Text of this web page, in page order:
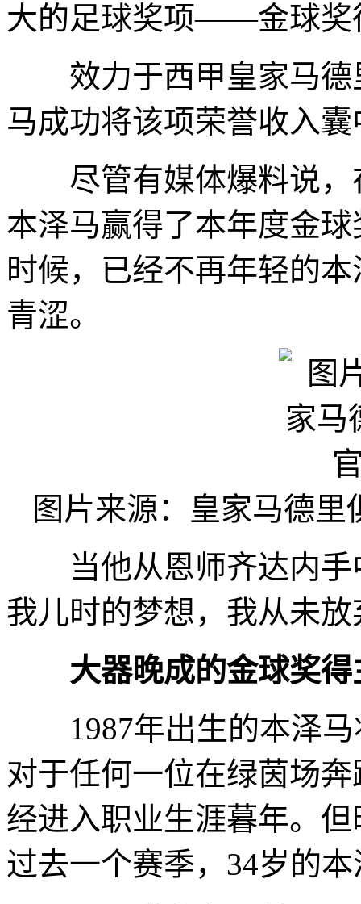
大的足球奖项——金球奖
效力于西甲皇家马德
马成功将该项荣誉收入囊
尽管有媒体爆料说，
本泽马赢得了本年度金
时候，已经不再年轻的
青涩。
图片来源：皇家马德里
当他从恩师齐达内手
我儿时的梦想，我从未放
大器晚成的金球奖得
1987年出生的本泽马
对于任何一位在绿茵场
经进入职业生涯暮年。
过去一个赛季，34岁的